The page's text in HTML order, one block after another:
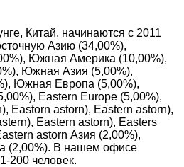
Китай, начинаются с 2011
Азию (34,00%),
Южная Америка (10,00%),
Южная Азия (5,00%),
Южная Европа (5,00%),
Eastern Europe (5,00%),
Eastorn astorn), Eastern astorn),
Eastern astorn), Easters
astorn Азия (2,00%),
(2,00%). В нашем офисе
200 человек.